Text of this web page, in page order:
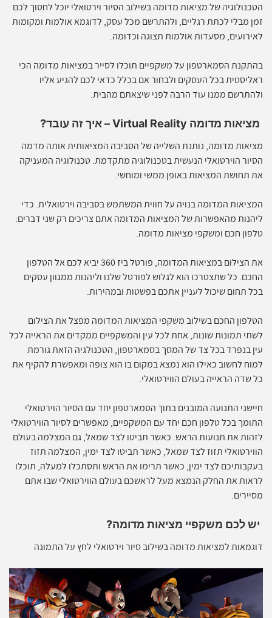
הטכנולוגיה של מציאות מדומה בשילוב הסיור וירטואלי יוכל לחסוך לכם
זמן מבלי לכתת רגליים, ולהתרשם מכל עסק, לדוגמא אולמות ומקומות
לאירועים, מסעדות אולמות תצוגה וכדומה.
בהתקנת הסמארטפון על משקפיים תוכלו לסייר במציאות מדומה הכי
ראליסטית בכל העסקים ולבחור אם בכלל כדאי לכם להגיע אליו
ולהתרשם ממנו עוד הרבה לפני שיצאתם מהבית.
מציאות מדומה Virtual Reality – איך זה עובד?
מציאות מדומה, נותנת השלייה של הסביבה המציאותית אותה מדמה
הסיור הוירטואלי הנעשית בטכנולוגיה מתקדמת. טכנולוגיה המעניקה
את תחושת המציאות באופן ממשי ומוחשי.
המציאות המדומה בנויה על חווית המשתמש בסביבה וירטואלית. כדי
ליהנות מהאפשרות של המציאות המדומה אתם צריכים רק שני דברים:
טלפון חכם ומשקפי מציאות מדומה.
את הצילום במציאות המדומה, פורטל ביז 360 יביא לכם אל הטלפון
החכם. כל שתצטרכו הוא לגלוש לפורטל שלנו וליהנות ממגוון עסקים
בכל תחום שיכול לעניין אתכם בפשטות ובמהירות.
הטלפון החכם בשילוב משקפי המציאות המדומה מפצל את הצילום
לשתי תמונות שונות, אחת לכל עין והמשקפיים ממקדים את הראייה לכל
עין בנפרד בכל צד של המסך בסמארטפון, הטכנולגיה הזאת גורמת
למוח לחשוב כאילו הוא נמצא במקום בו הוא צופה ומאפשרת להקיף את
כל שדה הראייה בעולם הווירטואלי.
חיישני התנועה המובנים בתוך הסמארטפון יחד עם הסיור הוירטואלי
התומך בכל טלפון חכם יחד עם המשקפיים, מאפשרים לסיור הווירטואלי
לזהות את תנועות הראש. כאשר תביטו לצד שמאל, גם המצלמה בעולם
הווירטואלי תזוז לצד שמאל, כאשר תביטו לצד ימין, המצלמה תזוז
בעקבותיכם לצד ימין, כאשר תרימו את הראש ותסתכלו למעלה, תוכלו
לראות את החלק הנמצא מעל לראשכם בעולם הווירטואלי שבו אתם
מסיירים.
יש לכם משקפיי מציאות מדומה?
דוגמאות למציאות מדומה בשילוב סיור וירטואלי לחץ על התמונה